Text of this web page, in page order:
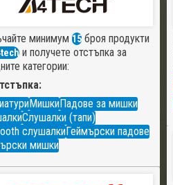
минимум 15 броя продукти
и получете отстъпка за
категории:
МишкиПадове за мишки
Слушалки (тапи)
слушалкиГеймърски падове
мишки